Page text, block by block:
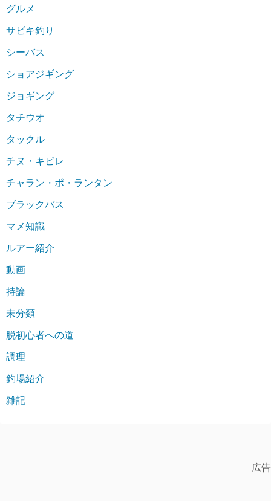
グルメ
サビキ釣り
シーバス
ショアジギング
ジョギング
タチウオ
タックル
チヌ・キビレ
チャラン・ポ・ランタン
ブラックバス
マメ知識
ルアー紹介
動画
持論
未分類
脱初心者への道
調理
釣場紹介
雑記
広告